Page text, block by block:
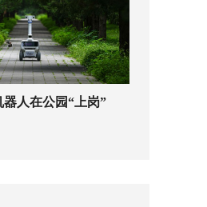
器人在公园“上岗”